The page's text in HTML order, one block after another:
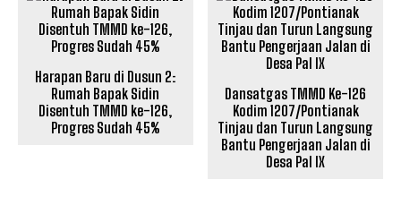
Harapan Baru di Dusun 2:
Rumah Bapak Sidin
Disentuh TMMD ke-126,
Progres Sudah 45%
Dansatgas TMMD Ke-126
Kodim 1207/Pontianak
Tinjau dan Turun Langsung
Bantu Pengerjaan Jalan di
Desa Pal IX